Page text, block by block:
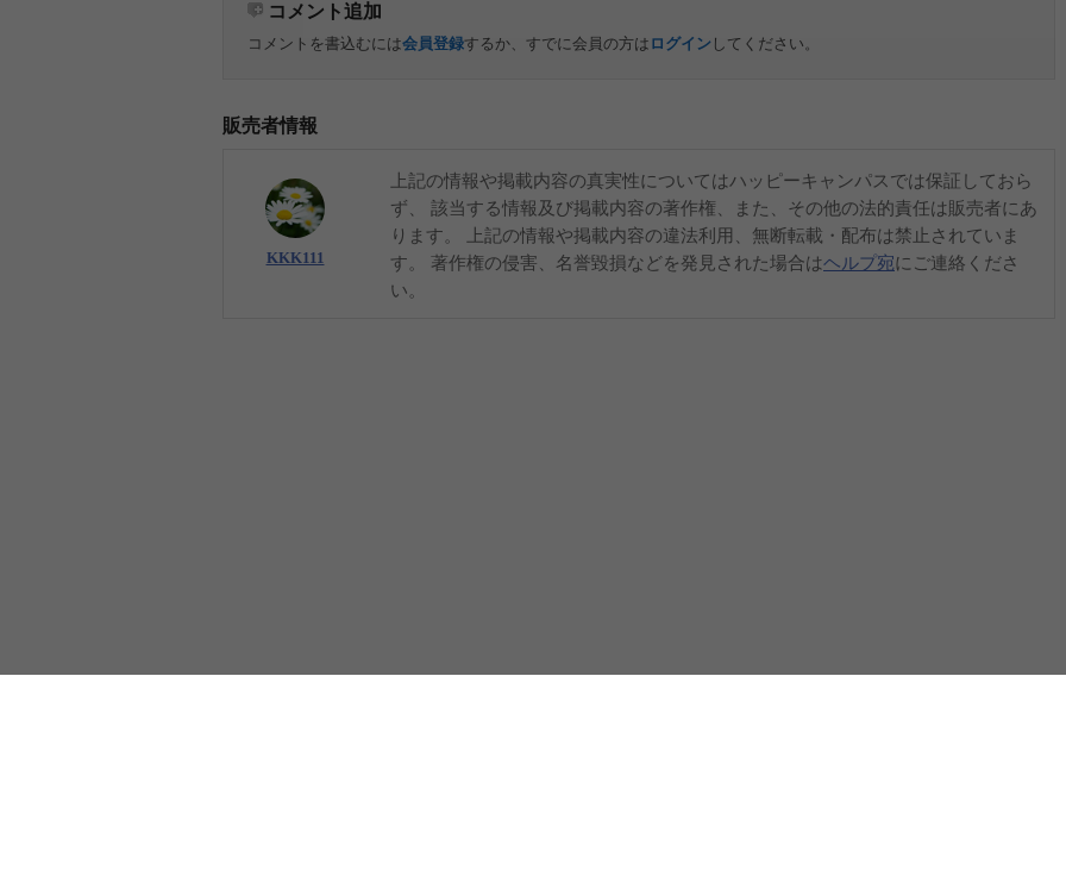
コメント追加
コメントを書込むには会員登録するか、すでに会員の方は ログイン してください。
販売者情報
KKK111
上記の情報や掲載内容の真実性についてはハッピーキャンパスでは保証しておら
ず、 該当する情報及び掲載内容の著作権、また、その他の法的責任は販売者にあ
ります。 上記の情報や掲載内容の違法利用、無断転載・配布は禁止されていま
す。 著作権の侵害、名誉毀損などを発見された場合はヘルプ宛にご連絡くださ
い。